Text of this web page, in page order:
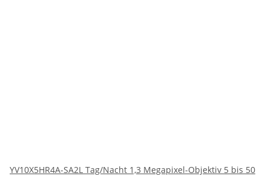
YV10X5HR4A-SA2L Tag/Nacht 1,3 Megapixel-Objektiv 5 bis 50